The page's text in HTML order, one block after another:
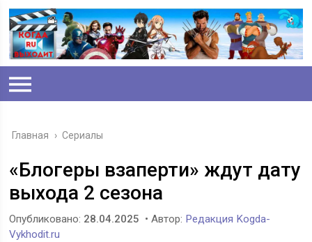
Главная › Сериалы
«Блогеры взаперти» ждут дату
выхода 2 сезона
Опубликовано: 28.04.2025 • Автор: Редакция Kogda-
Vykhodit.ru